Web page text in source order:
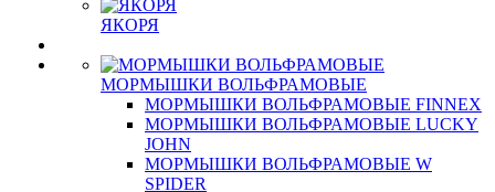
ЯКОРЯ
МОРМЫШКИ ВОЛЬФРАМОВЫЕ
МОРМЫШКИ ВОЛЬФРАМОВЫЕ FINNEX
МОРМЫШКИ ВОЛЬФРАМОВЫЕ LUCKY
JOHN
МОРМЫШКИ ВОЛЬФРАМОВЫЕ W
SPIDER